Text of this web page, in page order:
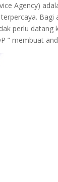
Agency)
perlu
” membuat